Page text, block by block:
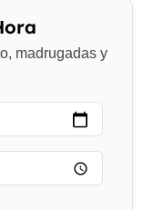
madrugadas y